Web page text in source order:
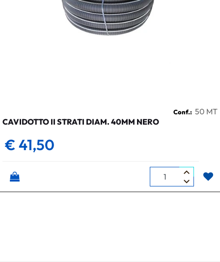
Conf.: 50 MT
CAVIDOTTO II STRATI DIAM. 40MM NERO
€ 41,50
Quantità